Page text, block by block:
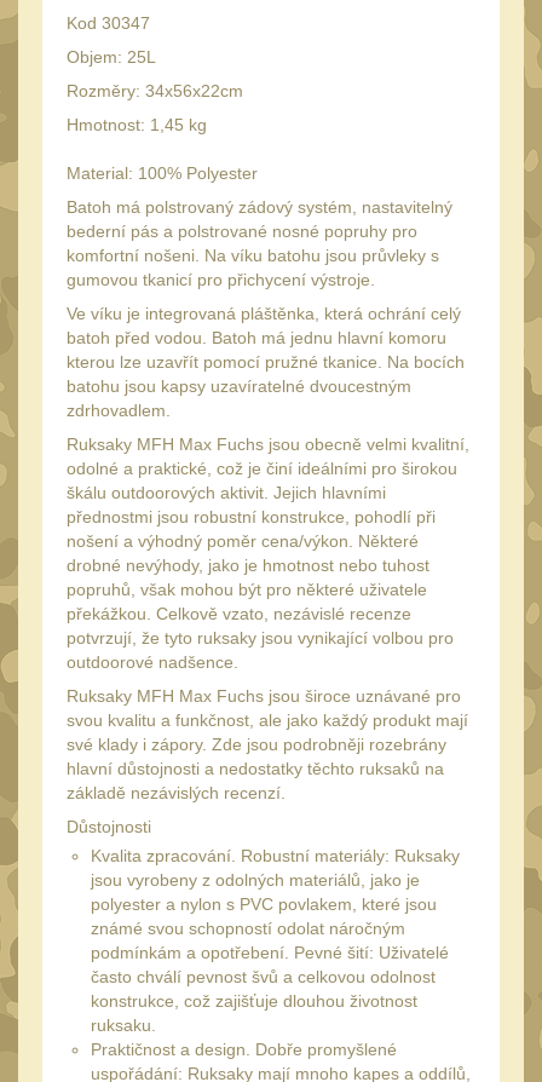
Pouzdra na
elektroniku67
Pouzdra a kapsy na
suchý zip95
Stehenní pouzdra29
Pouzdra na svítilny
Puzdrá na mapy 24
Cestovné púzdra 29
Peněženky
Doplňky 376
vycpávky
Karabiny a přezky75
Kroužky, šňůrky,
koncovky 25
Nášivky
Samonavíjecí držáky 1
Zámky
Nepromokavý potahy a
vaky
Adaptéry32
Taktická pera
Láhve 16
Lékárničky
Na přežití 26
Ostatní44
MONTÁŽE PRO OPTIKU
Kod 30347
Objem: 25L
Rozměry: 34x56x22cm
Hmotnost: 1,45 kg
Material: 100% Polyester
Batoh má polstrovaný zádový systém, nastavitelný
bederní pás a polstrované nosné popruhy pro
komfortní nošeni. Na víku batohu jsou průvleky s
gumovou tkanicí pro přichycení výstroje.
Ve víku je integrovaná pláštěnka, která ochrání celý
batoh před vodou. Batoh má jednu hlavní komoru
kterou lze uzavřít pomocí pružné tkanice. Na bocích
batohu jsou kapsy uzavíratelné dvoucestným
zdrhovadlem.
Ruksaky MFH Max Fuchs jsou obecně velmi kvalitní,
odolné a praktické, což je činí ideálními pro širokou
škálu outdoorových aktivit. Jejich hlavními
přednostmi jsou robustní konstrukce, pohodlí při
nošení a výhodný poměr cena/výkon. Některé
drobné nevýhody, jako je hmotnost nebo tuhost
popruhů, však mohou být pro některé uživatele
překážkou. Celkově vzato, nezávislé recenze
potvrzují, že tyto ruksaky jsou vynikající volbou pro
outdoorové nadšence.
Ruksaky MFH Max Fuchs jsou široce uznávané pro
svou kvalitu a funkčnost, ale jako každý produkt mají
své klady i zápory. Zde jsou podrobněji rozebrány
hlavní důstojnosti a nedostatky těchto ruksaků na
základě nezávislých recenzí.
Důstojnosti
Kvalita zpracování. Robustní materiály: Ruksaky
jsou vyrobeny z odolných materiálů, jako je
polyester a nylon s PVC povlakem, které jsou
známé svou schopností odolat náročným
podmínkám a opotřebení. Pevné šití: Uživatelé
často chválí pevnost švů a celkovou odolnost
konstrukce, což zajišťuje dlouhou životnost
ruksaku.
Praktičnost a design. Dobře promyšlené
uspořádání: Ruksaky mají mnoho kapes a oddílů,